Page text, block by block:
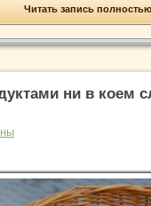
Читать запись полностью
ни в коем